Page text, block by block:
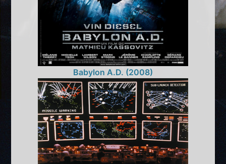
Babylon A.D. (2008)